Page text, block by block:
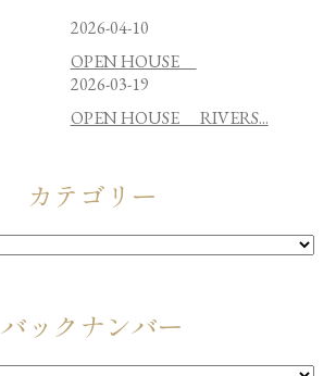
2026-04-10
OPEN HOUSE
2026-03-19
OPEN HOUSE RIVERS...
カテゴリー
バックナンバー